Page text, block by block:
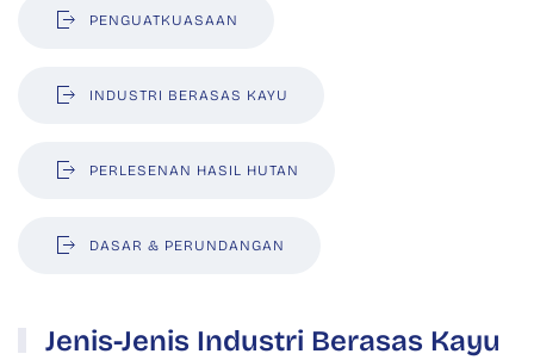
PENGUATKUASAAN
INDUSTRI BERASAS KAYU
PERLESENAN HASIL HUTAN
DASAR & PERUNDANGAN
Jenis-Jenis Industri Berasas Kayu